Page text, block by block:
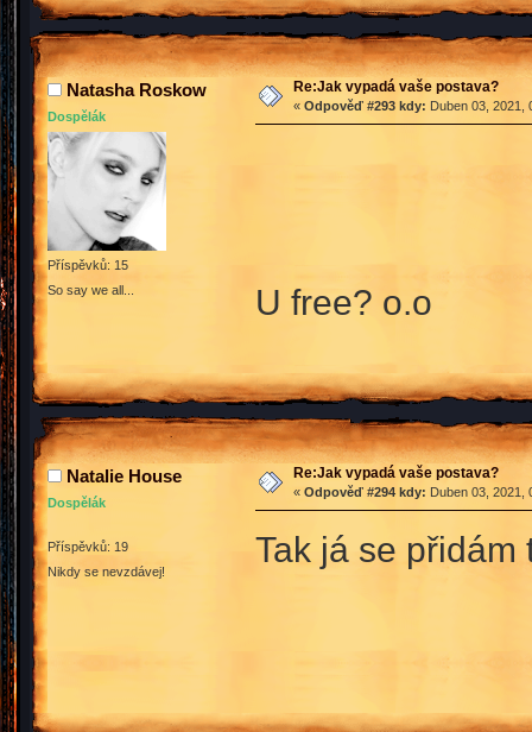
Natasha Roskow
Dospělák
Příspěvků: 15
So say we all...
Re:Jak vypadá vaše postava?
« Odpověď #293 kdy: Duben 03, 2021,
U free? o.o
Natalie House
Dospělák
Příspěvků: 19
Nikdy se nevzdávej!
Re:Jak vypadá vaše postava?
« Odpověď #294 kdy: Duben 03, 2021,
Tak já se